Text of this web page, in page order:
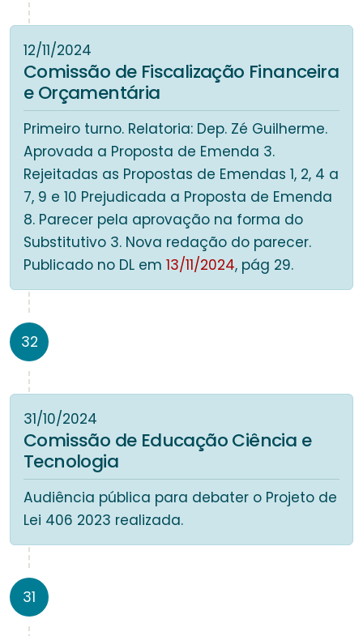
12/11/2024
Comissão de Fiscalização Financeira
e Orçamentária
Primeiro turno. Relatoria: Dep. Zé Guilherme.
Aprovada a Proposta de Emenda 3.
Rejeitadas as Propostas de Emendas 1, 2, 4 a
7, 9 e 10 Prejudicada a Proposta de Emenda
8. Parecer pela aprovação na forma do
Substitutivo 3. Nova redação do parecer.
Publicado no DL em 13/11/2024, pág 29.
32
31/10/2024
Comissão de Educação Ciência e
Tecnologia
Audiência pública para debater o Projeto de
Lei 406 2023 realizada.
31